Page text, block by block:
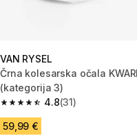
VAN RYSEL
Črna kolesarska očala
(kategorija 3)
4.8
4.8 od 5 zvezdic from 31
(31)
59,99 €